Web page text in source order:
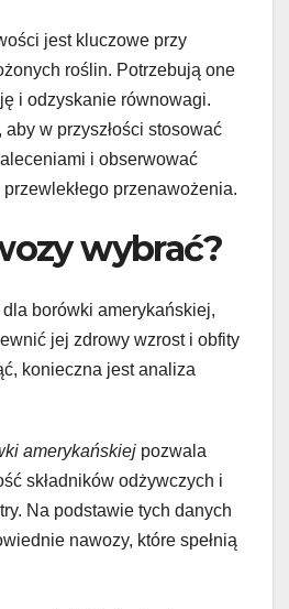
jest kluczowe przy
roślin. Potrzebują one
i odzyskanie równowagi.
w przyszłości stosować
i obserwować
przenawożenia.
wybrać?
borówki amerykańskiej,
jej zdrowy wzrost i obfity
konieczna jest analiza
amerykańskiej pozwala
składników odżywczych i
Na podstawie tych danych
nawozy, które spełnią